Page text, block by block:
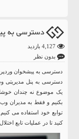
دسترسی به
4,127 بازدید
بدون نظر
دسترسی به پیشخوان
دسترسی به پنل مدیریتی
یک موضوع نه چندان
توابع خود استفاده می
کنید تا در عملیات تابع